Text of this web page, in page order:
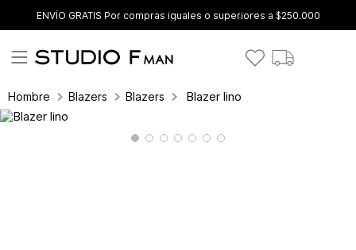
ENVÍO GRATIS Por compras iguales o superiores a $250.000
Hombre Blazers Blazers Blazer lino